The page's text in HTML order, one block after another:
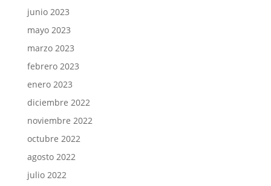
junio 2023
mayo 2023
marzo 2023
febrero 2023
enero 2023
diciembre 2022
noviembre 2022
octubre 2022
agosto 2022
julio 2022